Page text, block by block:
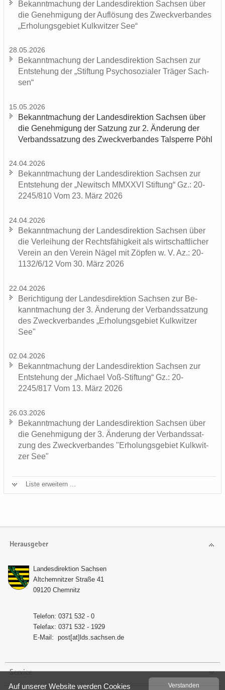
Be­kannt­ma­chung der Lan­des­di­rek­ti­on Sach­sen über
die Ge­neh­mi­gung der Auf­lö­sung des Zweck­ver­ban­des
„Er­ho­lungs­ge­biet Kulk­wit­zer See“
28.05.2026
Be­kannt­ma­chung der Lan­des­di­rek­ti­on Sach­sen zur
Ent­ste­hung der „Stif­tung Psy­cho­so­zia­ler Trä­ger Sach­
sen“
15.05.2026
Be­kannt­ma­chung der Lan­des­di­rek­ti­on Sach­sen über
die Ge­neh­mi­gung der Sat­zung zur 2. Än­de­rung der
Ver­bands­sat­zung des Zweck­ver­ban­des Tal­sper­re Pöhl
24.04.2026
Be­kannt­ma­chung der Lan­des­di­rek­ti­on Sach­sen zur
Ent­ste­hung der „Ne­witsch MMXXVI Stif­tung“ Gz.: 20-
2245/810 Vom 23. März 2026
24.04.2026
Be­kannt­ma­chung der Lan­des­di­rek­ti­on Sach­sen über
die Ver­lei­hung der Rechts­fä­hig­keit als wirt­schaft­li­cher
Ver­ein an den Ver­ein Nägel mit Zöp­fen w. V. Az.: 20-
1132/6/12 Vom 30. März 2026
22.04.2026
Be­rich­ti­gung der Lan­des­di­rek­ti­on Sach­sen zur Be­
kannt­ma­chung der 3. Än­de­rung der Ver­bands­sat­zung
des Zweck­ver­ban­des „Er­ho­lungs­ge­biet Kulk­wit­zer
See"
02.04.2026
Be­kannt­ma­chung der Lan­des­di­rek­ti­on Sach­sen zur
Ent­ste­hung der „Mi­cha­el Voß-​Stiftung“ Gz.: 20-
2245/817 Vom 13. März 2026
26.03.2026
Be­kannt­ma­chung der Lan­des­di­rek­ti­on Sach­sen über
die Ge­neh­mi­gung der 3. Än­de­rung der Ver­bands­sat­
zung des Zweck­ver­ban­des "Er­ho­lungs­ge­biet Kulk­wit­
zer See"
Liste er­wei­tern ...
Herausgeber
Lan­des­di­rek­ti­on Sach­sen
Alt­chem­nit­zer Stra­ße 41
09120 Chem­nitz
Te­le­fon: 0371 532 - 0
Te­le­fax: 0371 532 - 1929
E-​Mail: post[at]lds.sach­sen.de
Service
Ver­stan­den
Auf un­se­rer Web­site wer­den Coo­kies